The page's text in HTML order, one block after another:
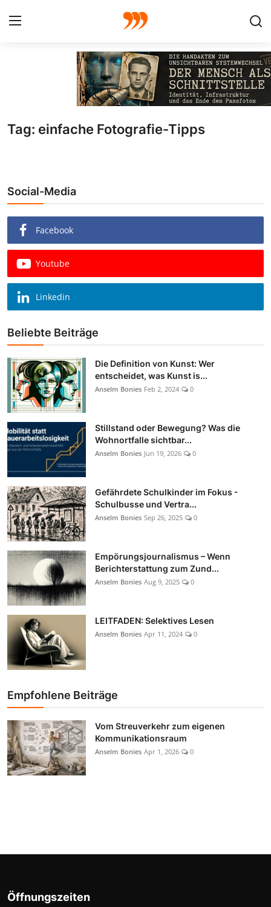
Galerie
Redaktion
Beiträge
Vorproduktion
Tag: einfache Fotografie-Tipps
Social-Media
Facebook
Youtube
Linkedin
Beliebte Beiträge
Die Definition von Kunst: Wer
entscheidet, was Kunst is...
Anselm Bonies Feb 2, 2024 0
Stillstand oder Bewegung? Was die
Wohnortfalle sichtbar...
Anselm Bonies Jun 19, 2026 0
Gefährdete Schulkinder im Fokus -
Schulbusse und Vertra...
Anselm Bonies Sep 26, 2025 0
Empörungsjournalismus – Wenn
Berichterstattung zum Zund...
Anselm Bonies Aug 9, 2025 0
LEITFADEN: Selektives Lesen
Anselm Bonies Apr 11, 2024 0
Empfohlene Beiträge
Vom Streuverkehr zum eigenen
Kommunikationsraum
Anselm Bonies Apr 1, 2026 0
Öffnungszeiten